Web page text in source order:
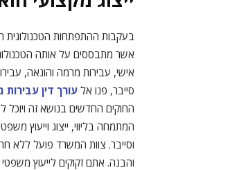
בעקבות ההתפתחות הטכנולוגית
אשר מתבססים על אותה
אישי, עבירות מרמה והונאה,
סייבר, פנו אלעורך דין
החוקים החדשים בנושא זה ויוכל
המתמחה בליווי, ייצוג וייעוץ
וסייבר. צוות המשרד פועל ללא
והבנה. אתם זקוקים לייעוץ